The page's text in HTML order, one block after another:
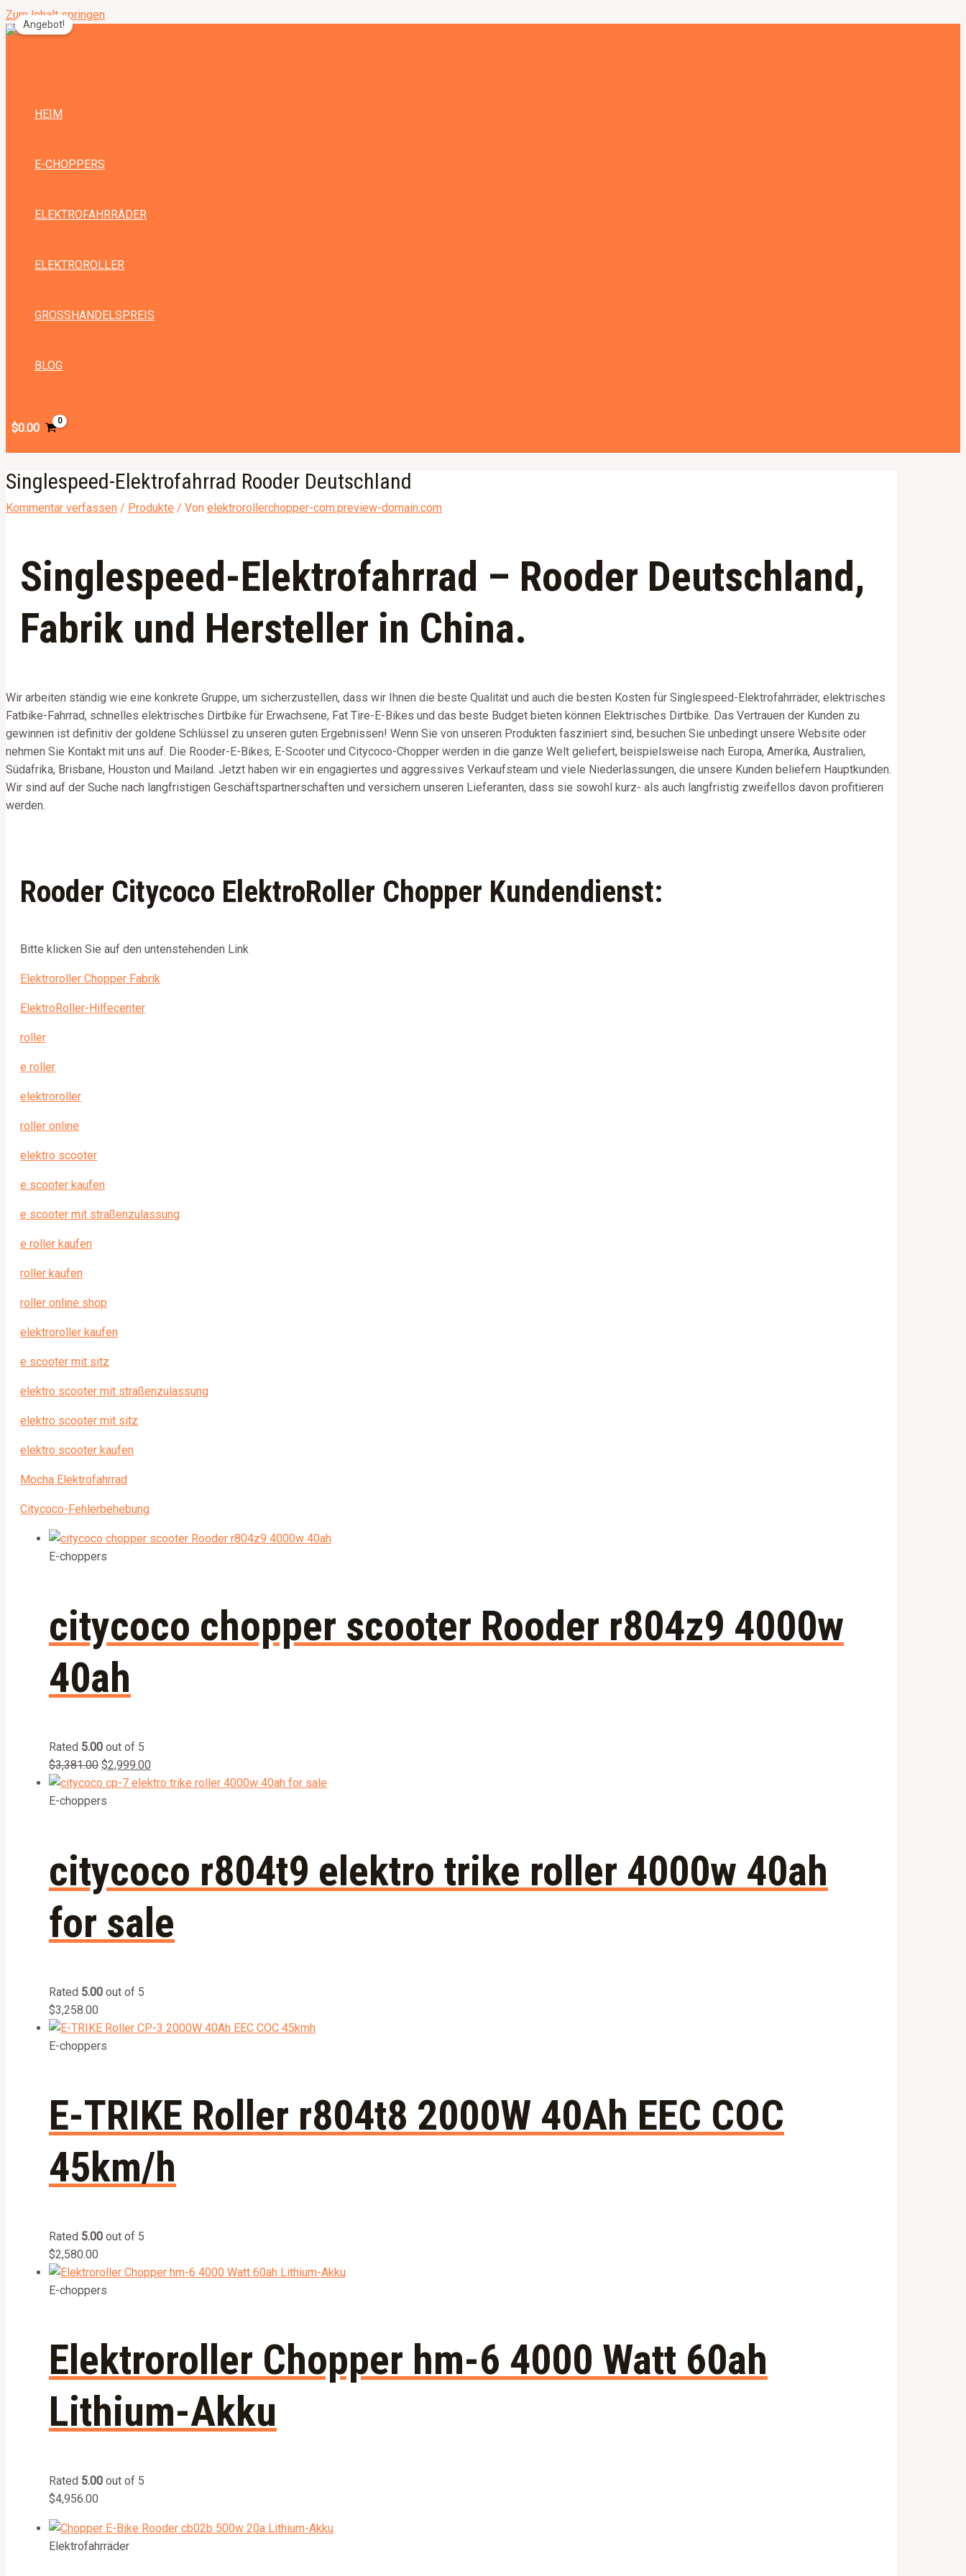
Zum Inhalt springen
HEIM
E-CHOPPERS
ELEKTROFAHRRÄDER
ELEKTROROLLER
GROSSHANDELSPREIS
BLOG
$0.00
Singlespeed-Elektrofahrrad Rooder Deutschland
Kommentar verfassen / Produkte / Von elektrorollerchopper-com.preview-domain.com
Singlespeed-Elektrofahrrad – Rooder Deutschland,
Fabrik und Hersteller in China.
Wir arbeiten ständig wie eine konkrete Gruppe, um sicherzustellen, dass wir Ihnen die beste Qualität und auch die besten Kosten für Singlespeed-Elektrofahrräder, elektrisches
Fatbike-Fahrrad, schnelles elektrisches Dirtbike für Erwachsene, Fat Tire-E-Bikes und das beste Budget bieten können Elektrisches Dirtbike. Das Vertrauen der Kunden zu
gewinnen ist definitiv der goldene Schlüssel zu unseren guten Ergebnissen! Wenn Sie von unseren Produkten fasziniert sind, besuchen Sie unbedingt unsere Website oder
nehmen Sie Kontakt mit uns auf. Die Rooder-E-Bikes, E-Scooter und Citycoco-Chopper werden in die ganze Welt geliefert, beispielsweise nach Europa, Amerika, Australien,
Südafrika, Brisbane, Houston und Mailand. Jetzt haben wir ein engagiertes und aggressives Verkaufsteam und viele Niederlassungen, die unsere Kunden beliefern Hauptkunden.
Wir sind auf der Suche nach langfristigen Geschäftspartnerschaften und versichern unseren Lieferanten, dass sie sowohl kurz- als auch langfristig zweifellos davon profitieren
werden.
Rooder Citycoco ElektroRoller Chopper Kundendienst:
Bitte klicken Sie auf den untenstehenden Link
Elektroroller Chopper Fabrik
ElektroRoller-Hilfecenter
roller
e roller
elektroroller
roller online
elektro scooter
e scooter kaufen
e scooter mit straßenzulassung
e roller kaufen
roller kaufen
roller online shop
elektroroller kaufen
e scooter mit sitz
elektro scooter mit straßenzulassung
elektro scooter mit sitz
elektro scooter kaufen
Mocha Elektrofahrrad
Citycoco-Fehlerbehebung
Angebot!
E-choppers
citycoco chopper scooter Rooder r804z9 4000w
40ah
Rated 5.00 out of 5
$3,381.00 $2,999.00
E-choppers
citycoco r804t9 elektro trike roller 4000w 40ah
for sale
Rated 5.00 out of 5
$3,258.00
E-choppers
E-TRIKE Roller r804t8 2000W 40Ah EEC COC
45km/h
Rated 5.00 out of 5
$2,580.00
E-choppers
Elektroroller Chopper hm-6 4000 Watt 60ah
Lithium-Akku
Rated 5.00 out of 5
$4,956.00
Elektrofahrräder